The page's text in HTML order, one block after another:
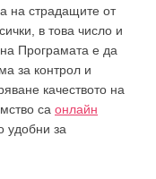
на страдащите от
в това число и
Програмата е да
за контрол и
качеството на
са онлайн
удобни за